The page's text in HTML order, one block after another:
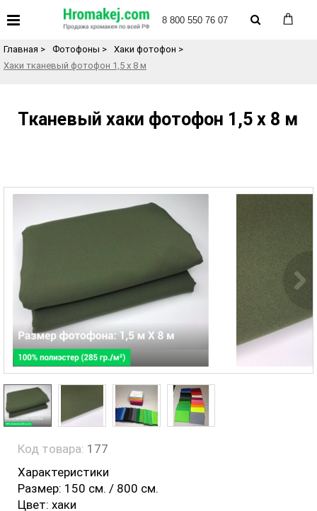
8 800 550 76 07
Назад в каталог товаров
Главная > Фотофоны > Хаки фотофон >
Хаки тканевый фотофон 1,5 х 8 м
Тканевый хаки фотофон 1,5 х 8 м
Код товара: 177
Характеристики
Размер: 150 см. / 800 см.
Цвет: хаки